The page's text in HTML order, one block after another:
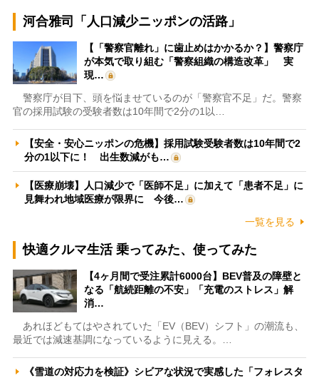
河合雅司「人口減少ニッポンの活路」
【「警察官離れ」に歯止めはかかるか？】警察庁
が本気で取り組む「警察組織の構造改革」 実
現…
警察庁が目下、頭を悩ませているのが「警察官不足」だ。警察
官の採用試験の受験者数は10年間で2分の1以…
【安全・安心ニッポンの危機】採用試験受験者数は10年間で2
分の1以下に！ 出生数減がも…
【医療崩壊】人口減少で「医師不足」に加えて「患者不足」に
見舞われ地域医療が限界に 今後…
一覧を見る
快適クルマ生活 乗ってみた、使ってみた
【4ヶ月間で受注累計6000台】BEV普及の障壁と
なる「航続距離の不安」「充電のストレス」解
消…
あれほどもてはやされていた「EV（BEV）シフト」の潮流も、
最近では減速基調になっているように見える。…
《雪道の対応力を検証》シビアな状況で実感した「フォレスタ